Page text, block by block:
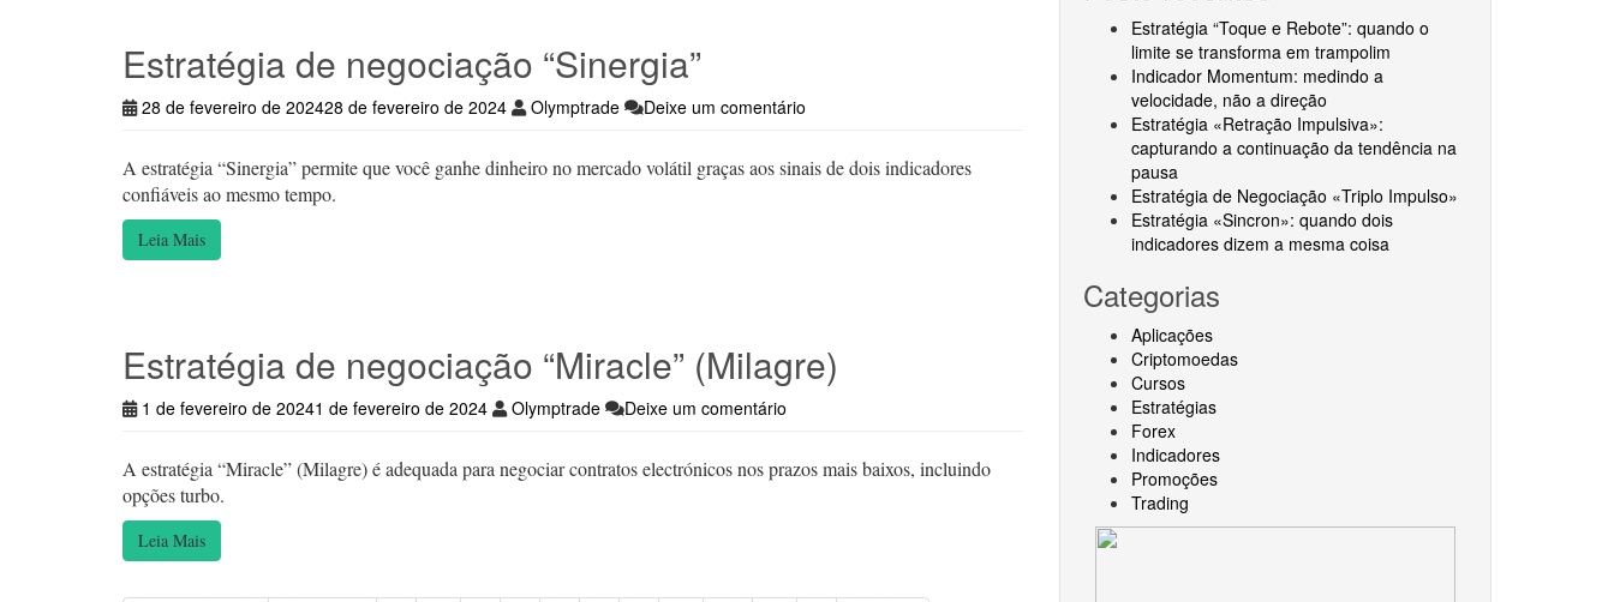
Estratégia de negociação “Sinergia”
28 de fevereiro de 202428 de fevereiro de 2024 Olymptrade Deixe um comentário
A estratégia “Sinergia” permite que você ganhe dinheiro no mercado volátil graças aos sinais de dois indicadores
confiáveis ao mesmo tempo.
Leia Mais
Estratégia de negociação “Miracle” (Milagre)
1 de fevereiro de 20241 de fevereiro de 2024 Olymptrade Deixe um comentário
A estratégia “Miracle” (Milagre) é adequada para negociar contratos electrónicos nos prazos mais baixos, incluindo
opções turbo.
Leia Mais
Estratégia “Toque e Rebote”: quando o
limite se transforma em trampolim
Indicador Momentum: medindo a
velocidade, não a direção
Estratégia «Retração Impulsiva»:
capturando a continuação da tendência na
pausa
Estratégia de Negociação «Triplo Impulso»
Estratégia «Sincron»: quando dois
indicadores dizem a mesma coisa
Categorias
Aplicações
Criptomoedas
Cursos
Estratégias
Forex
Indicadores
Promoções
Trading